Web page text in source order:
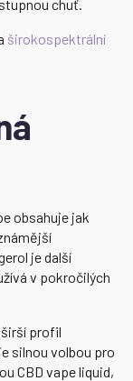
chuť.
širokospektrální
obsahuje jak
je další
v pokročilých
širší profil
silnou volbou pro
CBD vape liquid,